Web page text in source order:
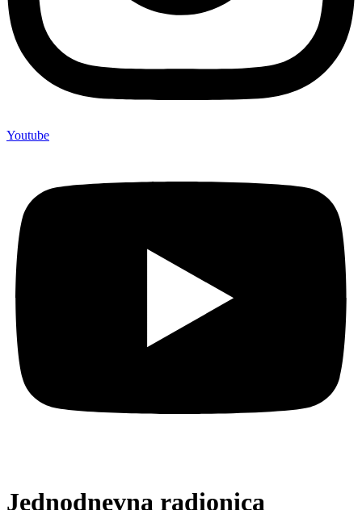
Youtube
Jednodnevna radionica